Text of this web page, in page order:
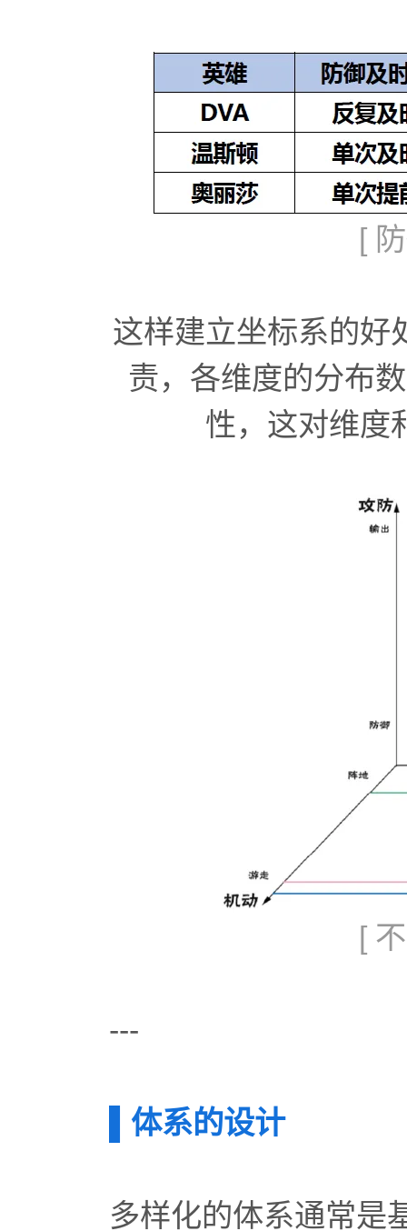
[
这样建立坐标系的好
责，各维度的分布
性，这对维度
[
---
▌体系的设计
多样化的体系通常是